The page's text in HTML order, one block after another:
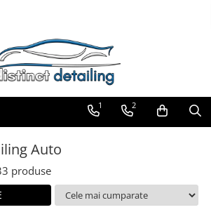
1 2
Auto
produse